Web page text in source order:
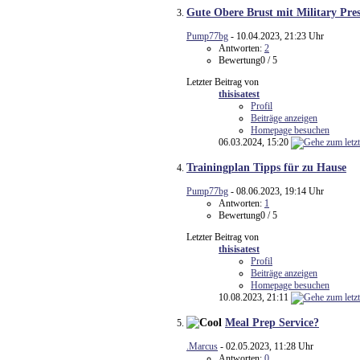
Gute Obere Brust mit Military
Pump77bg - 10.04.2023, 21:23 Uhr
Antworten: 2
Bewertung0 / 5
Letzter Beitrag von
thisisatest
Profil
Beiträge anzeigen
Homepage besuchen
06.03.2024, 15:20
Trainingplan Tipps für zu Hause
Pump77bg - 08.06.2023, 19:14 Uhr
Antworten: 1
Bewertung0 / 5
Letzter Beitrag von
thisisatest
Profil
Beiträge anzeigen
Homepage besuchen
10.08.2023, 21:11
Meal Prep Service?
.Marcus - 02.05.2023, 11:28 Uhr